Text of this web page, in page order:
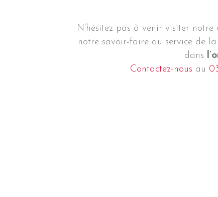
N’hésitez pas à venir visiter
notre savoir-faire au service de
dans
Contactez-nous au